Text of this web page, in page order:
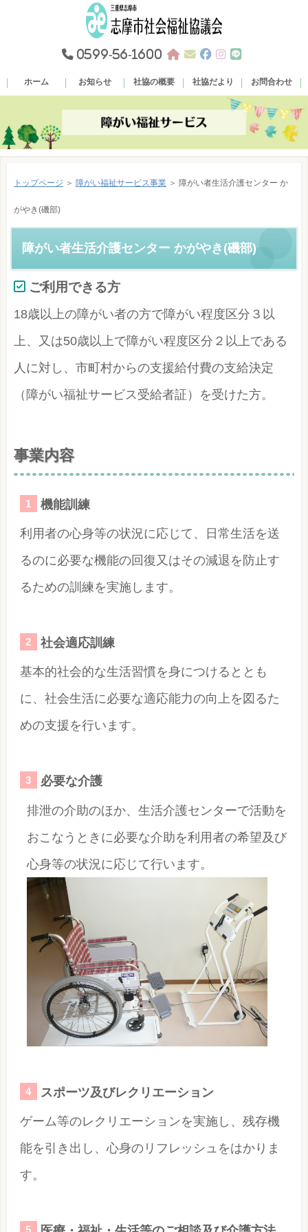
0599-56-1600
ホーム お知らせ 社協の概要 社協だより お問合わせ
トップページ ＞ 障がい福祉サービス事業＞ 障がい者生活介護センター か
がやき(磯部)
障がい者生活介護センター かがやき(磯部)
ご利用できる方
18歳以上の障がい者の方で障がい程度区分３以
上、又は50歳以上で障がい程度区分２以上である
人に対し、市町村からの支援給付費の支給決定
（障がい福祉サービス受給者証）を受けた方。
事業内容
機能訓練
利用者の心身等の状況に応じて、日常生活を送
るのに必要な機能の回復又はその減退を防止す
るための訓練を実施します。
社会適応訓練
基本的社会的な生活習慣を身につけるととも
に、社会生活に必要な適応能力の向上を図るた
めの支援を行います。
必要な介護
排泄の介助のほか、生活介護センターで活動を
おこなうときに必要な介助を利用者の希望及び
心身等の状況に応じて行います。
スポーツ及びレクリエーション
ゲーム等のレクリエーションを実施し、残存機
能を引き出し、心身のリフレッシュをはかりま
す。